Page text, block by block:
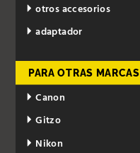
otros accesorios
adaptador
PARA OTRAS MARCAS
Canon
Gitzo
Nikon